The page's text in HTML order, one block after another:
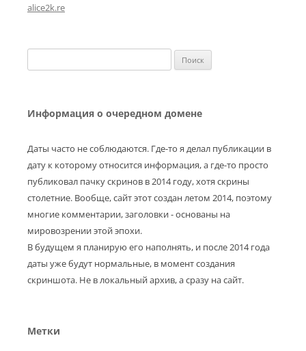
alice2k.re
Информация о очередном домене
Даты часто не соблюдаются. Где-то я делал публикации в
дату к которому относится информация, а где-то просто
публиковал пачку скринов в 2014 году, хотя скрины
столетние. Вообще, сайт этот создан летом 2014, поэтому
многие комментарии, заголовки - основаны на
мировозрении этой эпохи.
В будущем я планирую его наполнять, и после 2014 года
даты уже будут нормальные, в момент создания
скриншота. Не в локальный архив, а сразу на сайт.
Метки